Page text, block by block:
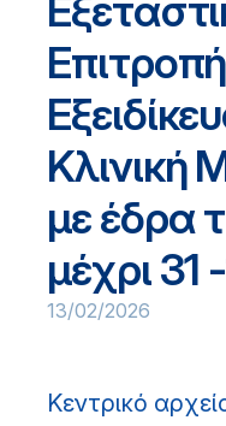
Κλινική
με έδρα
μέχρι 31
13/02/2026
Κεντρικό